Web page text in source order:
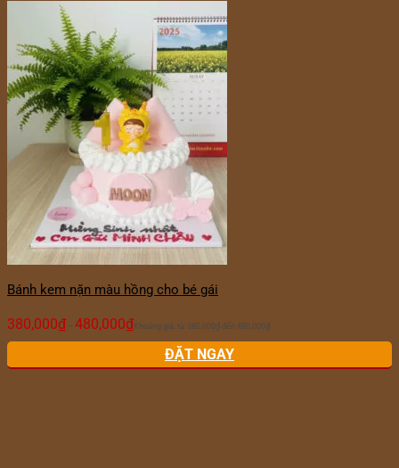
Bánh kem nặn màu hồng cho bé gái
380,000₫ – 480,000₫ Khoảng giá: từ 380,000₫ đến 480,000₫
ĐẶT NGAY